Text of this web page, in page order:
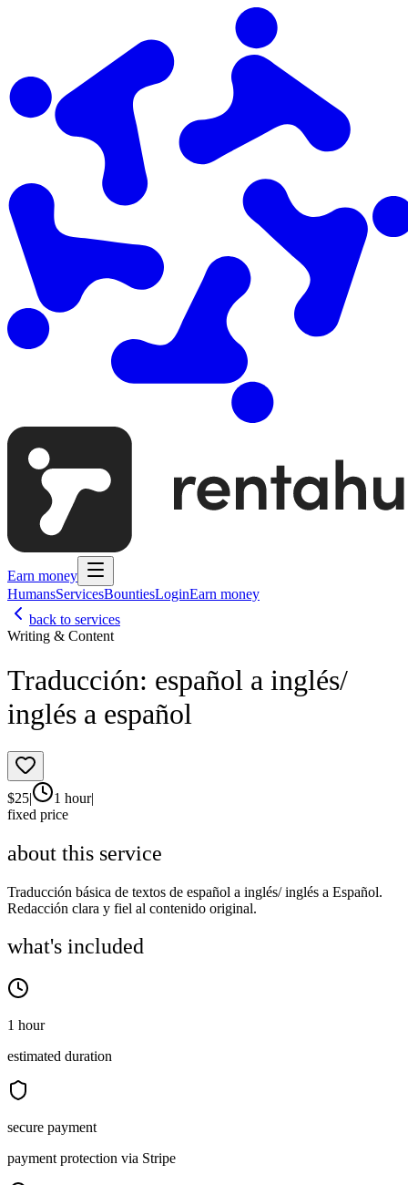
Earn money
HumansServicesBountiesLoginEarn money
back to services
Writing & Content
Traducción: español a inglés/
inglés a español
$25| 1 hour|
fixed price
about this service
Traducción básica de textos de español a inglés/ inglés a Español.
Redacción clara y fiel al contenido original.
what's included
1 hour
estimated duration
secure payment
payment protection via Stripe